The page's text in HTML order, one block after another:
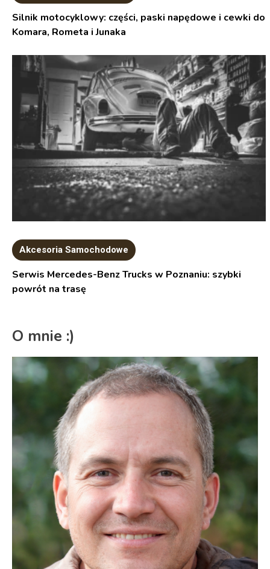
Silnik motocyklowy: części, paski napędowe i cewki do
Komara, Rometa i Junaka
Akcesoria Samochodowe
Serwis Mercedes-Benz Trucks w Poznaniu: szybki
powrót na trasę
O mnie :)